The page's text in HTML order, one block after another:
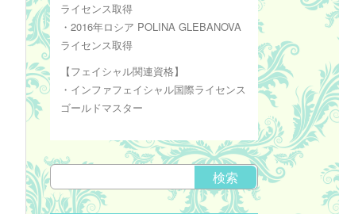
ライセンス取得
・2016年ロシア POLINA GLEBANOVA
ライセンス取得
【フェイシャル関連資格】
・インファフェイシャル国際ライセンス
ゴールドマスター